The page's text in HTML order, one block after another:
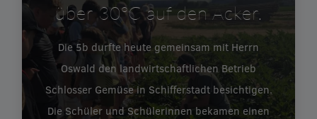
über 30°C auf den Acker.
Die 5b durfte heute gemeinsam mit Herrn
Oswald den landwirtschaftlichen Betrieb
Schlosser Gemüse in Schifferstadt besichtigen.
Die Schüler und Schülerinnen bekamen einen